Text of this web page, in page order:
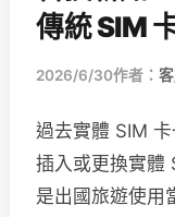
傳統 SIM
2026/6/30作者：
過去實體 SIM
插入或更換實體
是出國旅遊使用